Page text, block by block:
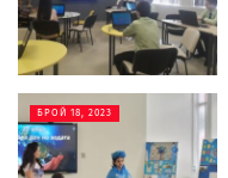
БРОЙ 18, 2023